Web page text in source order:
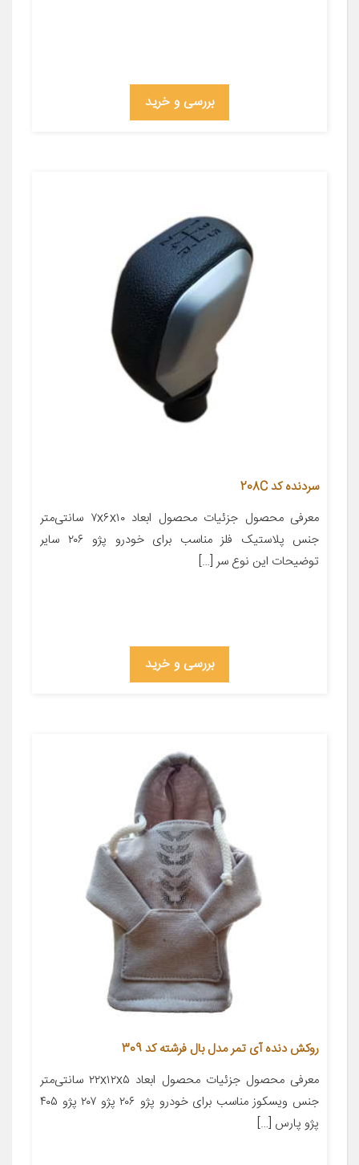
بررسی و خرید
سردنده کد 208C
معرفی محصول جزئیات محصول ابعاد ۷x۶x۱۰ سانتی‌متر
جنس پلاستیک فلز مناسب برای خودرو پژو ۲۰۶ سایر
توضیحات این نوع سر […]
بررسی و خرید
روکش دنده آی تمر مدل بال فرشته کد 309
معرفی محصول جزئیات محصول ابعاد ۲۲x۱۲x۵ سانتی‌متر
جنس ویسکوز مناسب برای خودرو پژو ۲۰۶ پژو ۲۰۷ پژو ۴۰۵
پژو پارس […]